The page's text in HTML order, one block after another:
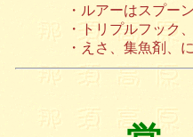
・ルアーはスプー
・トリプルフック
・えさ、集魚剤、